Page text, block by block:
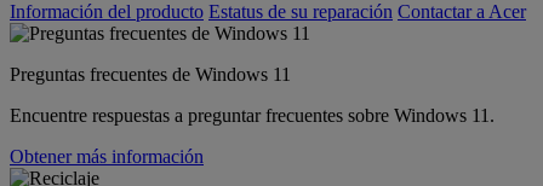
Información del producto Estatus de su reparación Contactar a Acer
Preguntas frecuentes de Windows 11
Encuentre respuestas a preguntar frecuentes sobre Windows 11.
Obtener más información